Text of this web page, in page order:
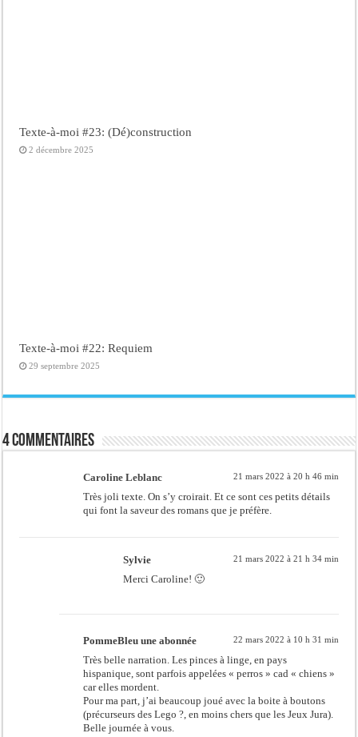
Texte-à-moi #23: (Dé)construction
2 décembre 2025
Texte-à-moi #22: Requiem
29 septembre 2025
4 commentaires
Caroline Leblanc 21 mars 2022 à 20 h 46 min
Très joli texte. On s’y croirait. Et ce sont ces petits détails
qui font la saveur des romans que je préfère.
Sylvie 21 mars 2022 à 21 h 34 min
Merci Caroline! 🙂
PommeBleu une abonnée 22 mars 2022 à 10 h 31 min
Très belle narration. Les pinces à linge, en pays
hispanique, sont parfois appelées « perros » cad « chiens »
car elles mordent.
Pour ma part, j’ai beaucoup joué avec la boite à boutons
(précurseurs des Lego ?, en moins chers que les Jeux Jura).
Belle journée à vous.